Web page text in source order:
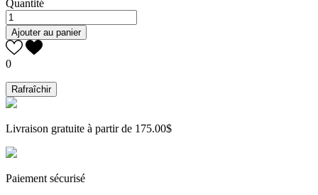
Quantité
Ajouter au panier
0
Livraison gratuite à partir de 175.00$
Paiement sécurisé